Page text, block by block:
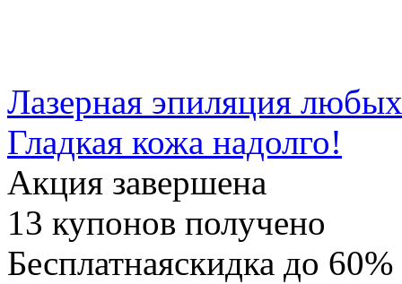
Лазерная эпиляция
Гладкая кожа надолго!
Акция завершена
13 купонов получено
Бесплатнаяскидка до 60%